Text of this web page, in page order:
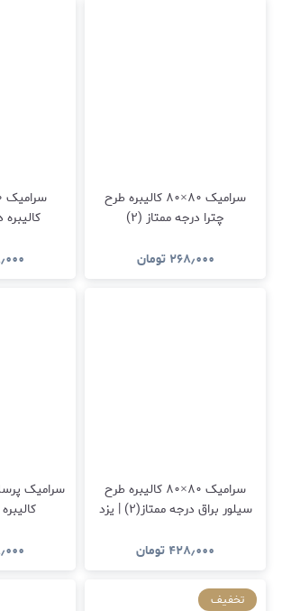
سرامیک ۸۰×۸۰ کالیبره طرح
چترا درجه ممتاز (۲)
۲۶۸٫۰۰۰ تومان
کالیبره
سرامیک ۸۰×۸۰ کالیبره طرح
سیلور براق درجه ممتاز(۲) | یزد
۴۲۸٫۰۰۰ تومان
تخفیف